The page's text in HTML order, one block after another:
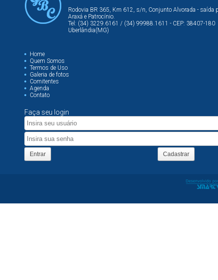
Rodovia BR 365, Km 612, s/n, Conjunto Alvorada - saída
Araxá e Patrocínio.
Tel: (34) 3229.6161 / (34) 99988.1611 - CEP: 38407-180
Uberlândia(MG)
Home
Quem Somos
Termos de Uso
Galeria de fotos
Comitentes
Agenda
Contato
Faça seu login
Entrar Cadastrar